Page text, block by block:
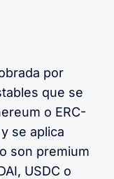
por
que se
o ERC-
se aplica
son premium
USDC o